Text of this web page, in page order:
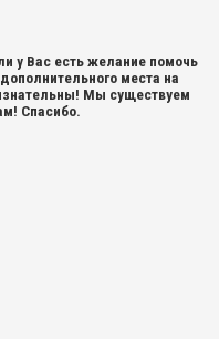
у Вас есть желание помочь
места на
Мы существуем
Спасибо.